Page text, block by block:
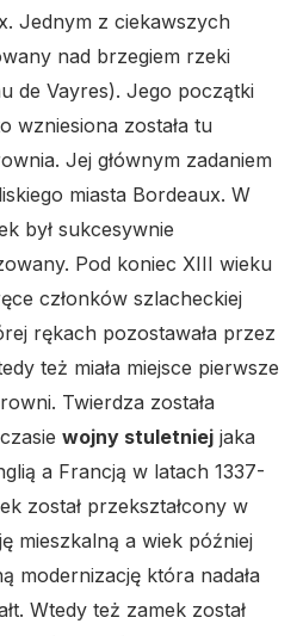
Jednym z ciekawszych
nad brzegiem rzeki
de Vayres). Jego początki
wzniesiona została tu
Jej głównym zadaniem
miasta Bordeaux. W
był sukcesywnie
Pod koniec XIII wieku
członków szlacheckiej
rękach pozostawała przez
też miała miejsce pierwsze
Twierdza została
wojny stuletniej jaka
a Francją w latach 1337-
został przekształcony w
mieszkalną a wiek później
modernizację która nadała
Wtedy też zamek został